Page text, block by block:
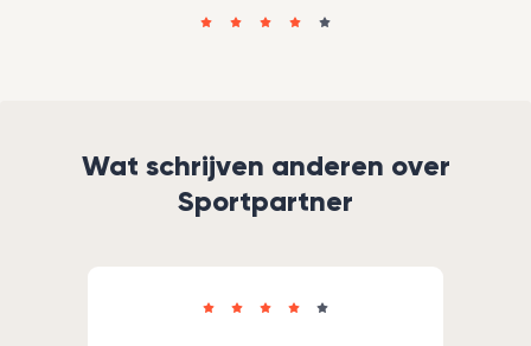
Wat schrijven anderen over
Sportpartner